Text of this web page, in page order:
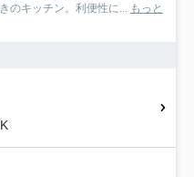
のキッチン。利便性に...
もっと